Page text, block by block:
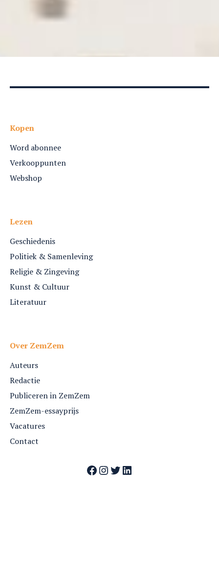
Kopen
Word abonnee
Verkooppunten
Webshop
Lezen
Geschiedenis
Politiek & Samenleving
Religie & Zingeving
Kunst & Cultuur
Literatuur
Over ZemZem
Auteurs
Redactie
Publiceren in ZemZem
ZemZem-essayprijs
Vacatures
Contact
Facebook
Instagram
Twitter
LinkedIn